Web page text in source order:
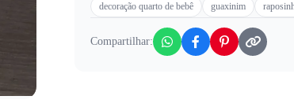
decoração quarto de bebê
guaxinim
Compartilhar: